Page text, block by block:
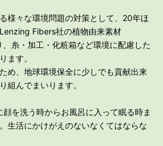
様々な環境問題の対策として、20年ほ
Fibers社の植物由来素材
⽷・加⼯・化粧箱など環境に配慮した
ます。
め、地球環境保全に少しでも貢献出来
組んでまいります。
顔を洗う時からお⾵呂に⼊って眠る時ま
⽣活にかけがえのないなくてはならな